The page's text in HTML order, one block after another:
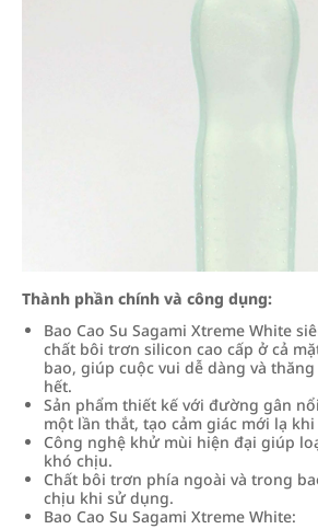
Thành phần chính và công dụng:
Bao Cao Su Sagami Xtreme White
chất bôi trơn silicon cao cấp ở cả
bao, giúp cuộc vui dễ dàng và
hết.
Sản phẩm thiết kế với đường gân
một lần thắt, tạo cảm giác mới lạ
Công nghệ khử mùi hiện đại giúp
khó chịu.
Chất bôi trơn phía ngoài và trong
chịu khi sử dụng.
Bao Cao Su Sagami Xtreme White: